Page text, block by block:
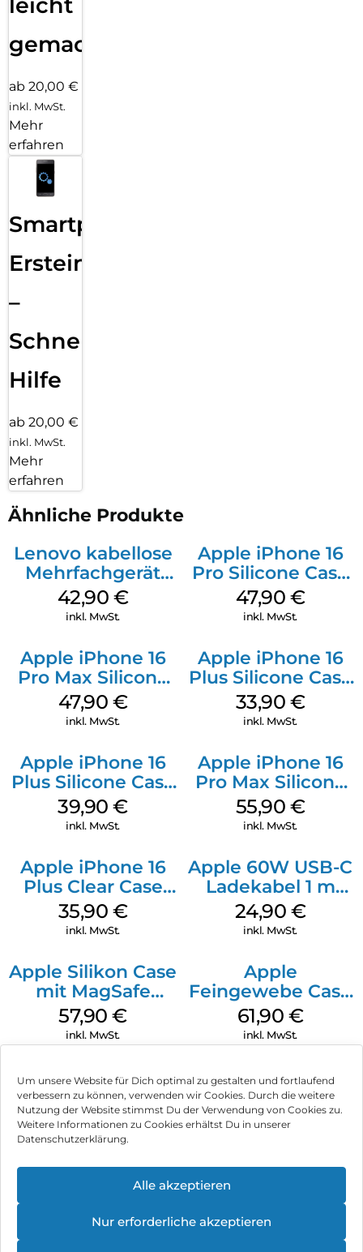
Um unsere Website für Dich optimal zu gestalten und fortlaufend
verbessern zu können, verwenden wir Cookies. Durch die weitere
Nutzung der Website stimmst Du der Verwendung von Cookies zu.
Weitere Informationen zu Cookies erhältst Du in unserer
Datenschutzerklärung.
Alle akzeptieren
Nur erforderliche akzeptieren
leicht
gemacht!
ab 20,00 €
inkl. MwSt.
Mehr
erfahren
Smartphone
Ersteinrichtung
–
Schnelle
Hilfe
ab 20,00 €
inkl. MwSt.
Mehr
erfahren
Ähnliche Produkte
Lenovo kabellose
Mehrfachgerät
Luna Grey
42,90 €
inkl. MwSt.
Apple iPhone 16
Pro Silicone Case
MagSafe Denim
47,90 €
inkl. MwSt.
Apple iPhone 16
Pro Max Silicone
Case MagSafe
Black
47,90 €
inkl. MwSt.
Apple iPhone 16
Plus Silicone Case
MagSafe Lake
Green
33,90 €
inkl. MwSt.
Apple iPhone 16
Plus Silicone Case
MagSafe Plum
39,90€
inkl. MwSt.
Apple iPhone 16
Pro Max Silicone
Case MagSafe
Stone Gray
55,90 €
inkl. MwSt.
Apple iPhone 16
Plus Clear Case
MagSafe
Transparent
35,90 €
inkl. MwSt.
Apple 60W USB-C
Ladekabel 1 m
Weiß
24,90 €
inkl. MwSt.
Apple Silikon Case
mit MagSafe
iPhone 14 Pro
(PRODUCT)RED
57,90€
inkl. MwSt.
Apple
Feingewebe Case
iPhone 15 Pro
MagSafe Schwarz
61,90 €
inkl. MwSt.
Impressum
Hinweis zur Batterieentsorgung